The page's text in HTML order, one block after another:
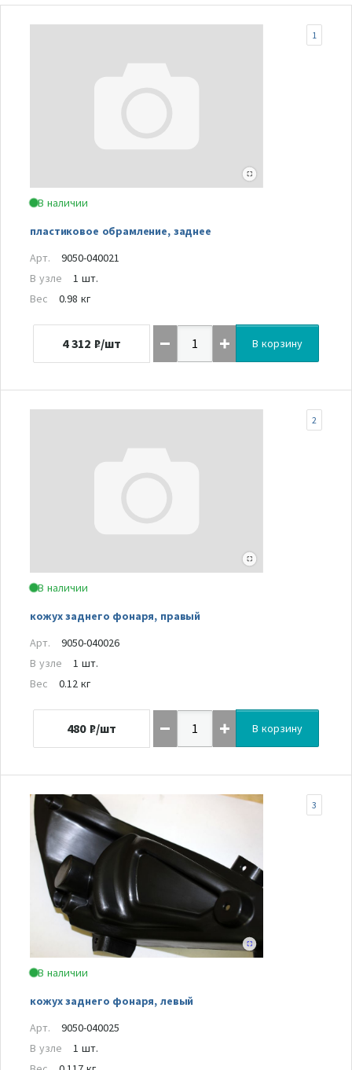
В наличии
пластиковое обрамление, заднее
1
Арт.
9050-040021
В узле
1 шт.
Вес
0.98 кг
4 312 ₽/шт В корзину
В наличии
кожух заднего фонаря, правый
2
Арт.
9050-040026
В узле
1 шт.
Вес
0.12 кг
480 ₽/шт В корзину
В наличии
кожух заднего фонаря, левый
3
Арт.
9050-040025
В узле
1 шт.